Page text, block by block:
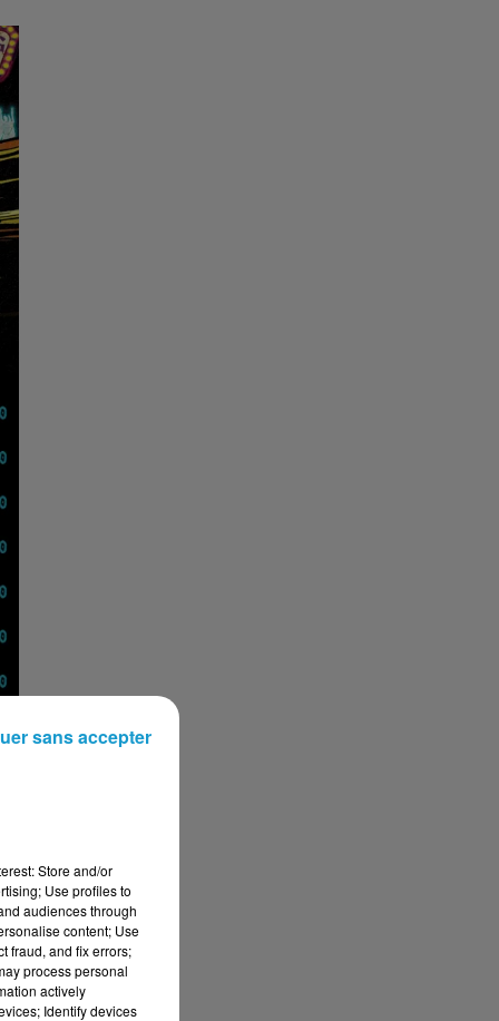
Store and/or
Use profiles to
audiences through
content; Use
fraud, and fix errors;
process personal
actively
Identify devices
sans accepter